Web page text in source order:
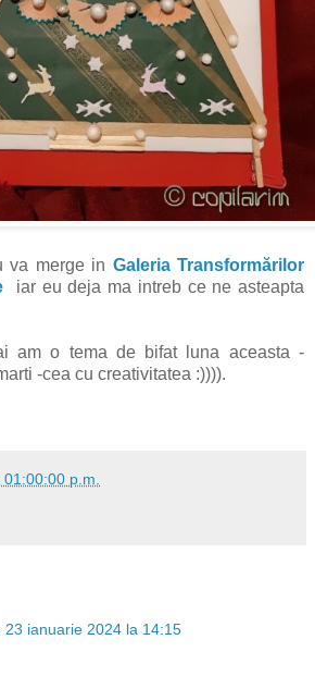
va merge in Galeria Transformărilor
iar eu deja ma intreb ce ne asteapta
am o tema de bifat luna aceasta -
-cea cu creativitatea :)))).
p.m.
23 ianuarie 2024 la 14:15